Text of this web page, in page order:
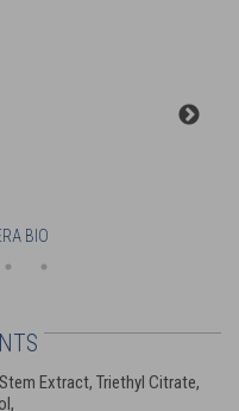
BIO
Extract, Triethyl Citrate,